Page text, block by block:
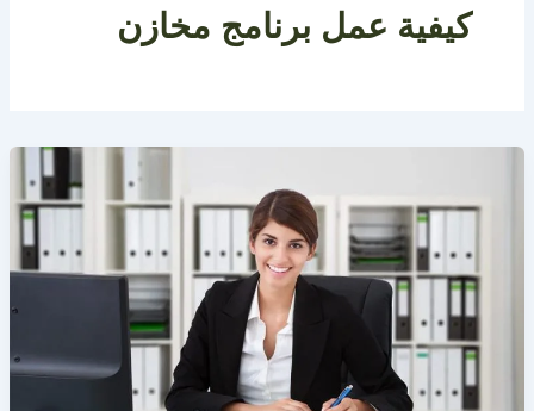
كيفية عمل برنامج مخازن